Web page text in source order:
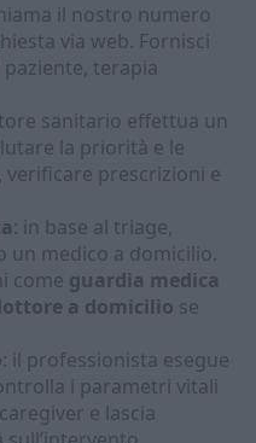
il nostro numero
via web. Fornisci
terapia
sanitario effettua un
la priorità e le
prescrizioni e
: in base al triage,
un medico a domicilio.
come guardia medica
a domicilio se
: il professionista esegue
i parametri vitali
e lascia